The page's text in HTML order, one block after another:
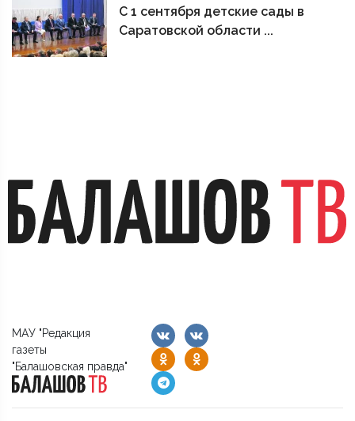
С 1 сентября детские сады в
Саратовской области ...
МАУ "Редакция
газеты
"Балашовская правда"